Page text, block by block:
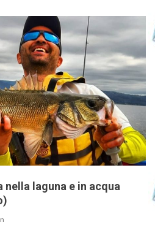
laguna e in acqua